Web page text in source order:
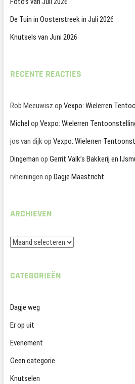
De Tuin in Oosterstreek in Juli 2026
Knutsels van Juni 2026
RECENTE REACTIES
Rob Meeuwisz op Vexpo: Wielerren
Michel op Vexpo: Wielerren
jos van dijkop Vexpo: Wielerren
Dingeman op Gerrit Valk’s Bakkerij en
rvheiningen op Dagje Maastricht
ARCHIEVEN
Archieven
CATEGORIEËN
Dagje weg
Er op uit
Evenement
Geen categorie
Knutselen